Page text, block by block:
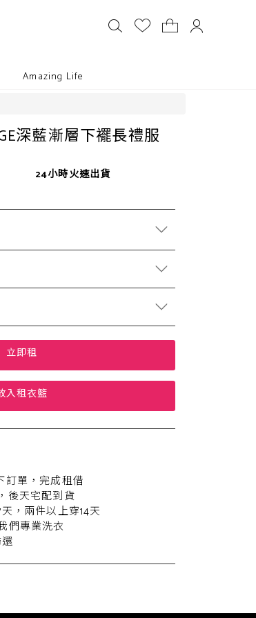
Amazing Life
深藍漸層下襬長禮服
24小時火速出貨
立即租
入租衣籃
訂單，完成租借
後天宅配到貨
，兩件以上穿14天
們專業洗衣